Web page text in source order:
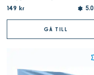
149 kr
5.0
GÅ TILL